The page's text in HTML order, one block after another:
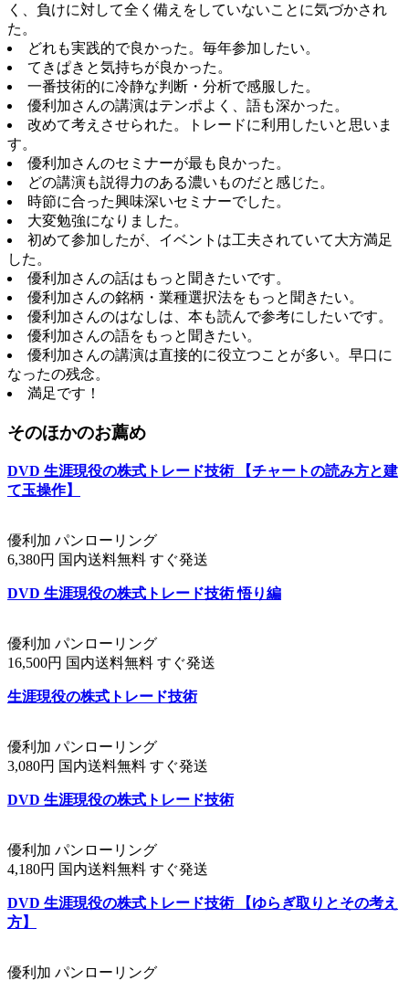
く、負けに対して全く備えをしていないことに気づかされ
た。
どれも実践的で良かった。毎年参加したい。
てきぱきと気持ちが良かった。
一番技術的に冷静な判断・分析で感服した。
優利加さんの講演はテンポよく、語も深かった。
改めて考えさせられた。トレードに利用したいと思いま
す。
優利加さんのセミナーが最も良かった。
どの講演も説得力のある濃いものだと感じた。
時節に合った興味深いセミナーでした。
大変勉強になりました。
初めて参加したが、イベントは工夫されていて大方満足
した。
優利加さんの話はもっと聞きたいです。
優利加さんの銘柄・業種選択法をもっと聞きたい。
優利加さんのはなしは、本も読んで参考にしたいです。
優利加さんの語をもっと聞きたい。
優利加さんの講演は直接的に役立つことが多い。早口に
なったの残念。
満足です！
そのほかのお薦め
DVD 生涯現役の株式トレード技術 【チャートの読み方と建
て玉操作】
優利加 パンローリング
6,380円 国内送料無料 すぐ発送
DVD 生涯現役の株式トレード技術 悟り編
優利加 パンローリング
16,500円 国内送料無料 すぐ発送
生涯現役の株式トレード技術
優利加 パンローリング
3,080円 国内送料無料 すぐ発送
DVD 生涯現役の株式トレード技術
優利加 パンローリング
4,180円 国内送料無料 すぐ発送
DVD 生涯現役の株式トレード技術 【ゆらぎ取りとその考え
方】
優利加 パンローリング